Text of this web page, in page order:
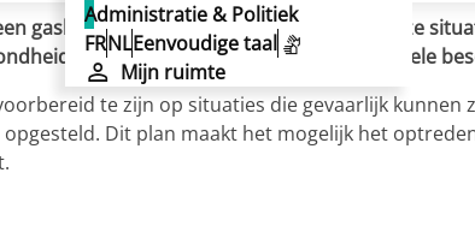
Administratie & Politiek
FRNLEenvoudige taal
Mijn ruimte
gaslek, chemische verontreiniging... Al deze
en psychosociale hulpdiensten, civiele
te zijn op situaties die gevaarlijk
opgesteld. Dit plan maakt het mogelijk het